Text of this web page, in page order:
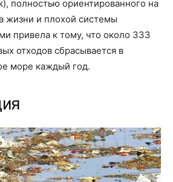
полностью ориентированного на
жизни и плохой системы
привела к тому, что около 333
отходов сбрасывается в
море каждый год.